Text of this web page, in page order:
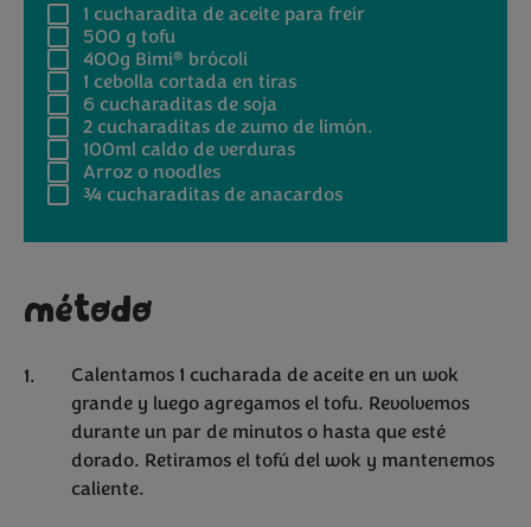
1 cucharadita de aceite para freír
500 g tofu
400g Bimi® brócoli
1 cebolla cortada en tiras
6 cucharaditas de soja
2 cucharaditas de zumo de limón.
100ml caldo de verduras
Arroz o noodles
¾ cucharaditas de anacardos
método
Calentamos 1 cucharada de aceite en un wok
grande y luego agregamos el tofu. Revolvemos
durante un par de minutos o hasta que esté
dorado. Retiramos el tofú del wok y mantenemos
caliente.